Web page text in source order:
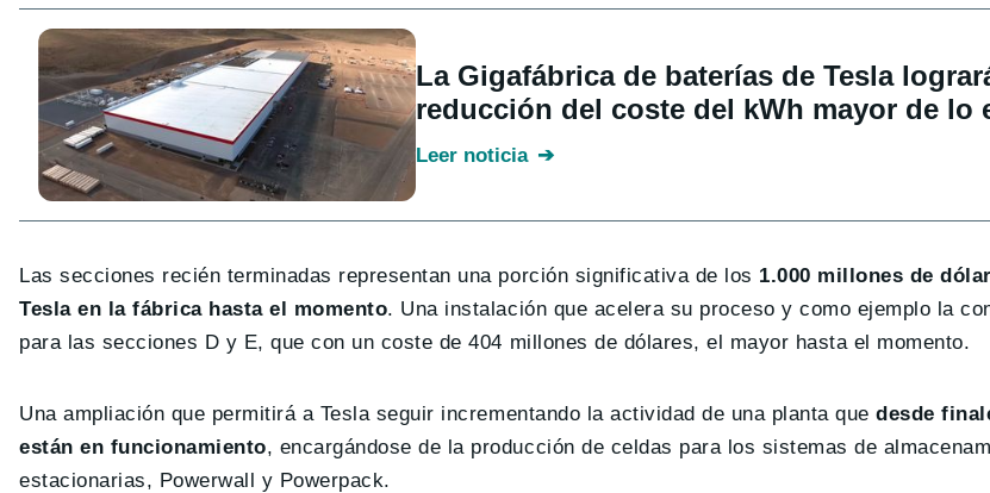
La Gigafábrica de baterías de Tesla
reducción del coste del kWh mayor de lo
Leer noticia
Las secciones recién terminadas representan una porción significativa de los 1.000 millones de
Tesla en la fábrica hasta el momento. Una instalación que acelera su proceso y como ejemplo la
para las secciones D y E, que con un coste de 404 millones de dólares, el mayor hasta el momento.
Una ampliación que permitirá a Tesla seguir incrementando la actividad de una planta quedesde
están en funcionamiento, encargándose de la producción de celdas para los sistemas de
estacionarias, Powerwall y Powerpack.